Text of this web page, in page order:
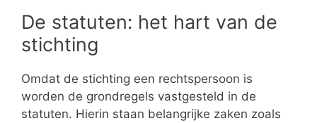
De statuten: het hart van de
stichting
Omdat de stichting een rechtspersoon is
worden de grondregels vastgesteld in de
statuten. Hierin staan belangrijke zaken zoals